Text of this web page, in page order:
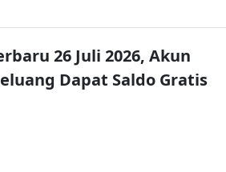
26 Juli 2026, Akun
Dapat Saldo Gratis